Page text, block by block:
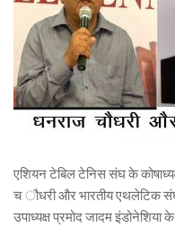
एशियन टेबिल टेनिस संघ के
च ौधरी और भारतीय एथलेटिक
उपाध्यक्ष प्रमोद जादम